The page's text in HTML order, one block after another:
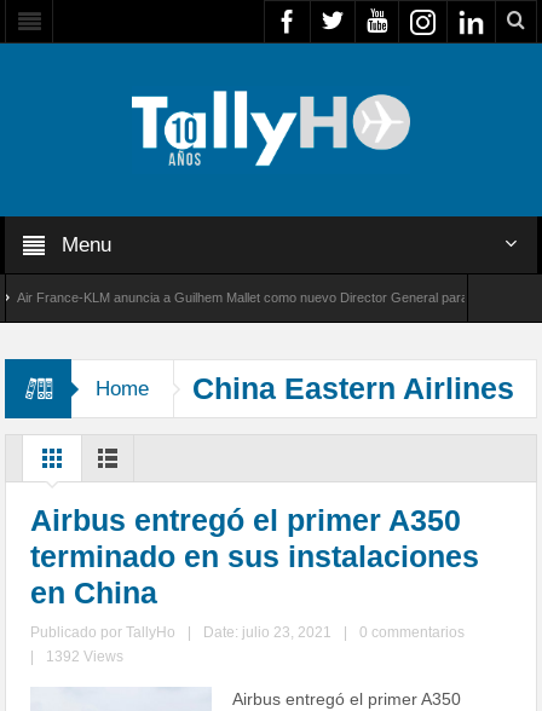
Menu
France-KLM anuncia a Guilhem Mallet como nuevo Director General para América Latina
Home China Eastern Airlines
Airbus entregó el primer A350
terminado en sus instalaciones
en China
Publicado porTallyHo Date: julio 23, 2021
0 commentarios
1392 Views
Airbus entregó el primer A350